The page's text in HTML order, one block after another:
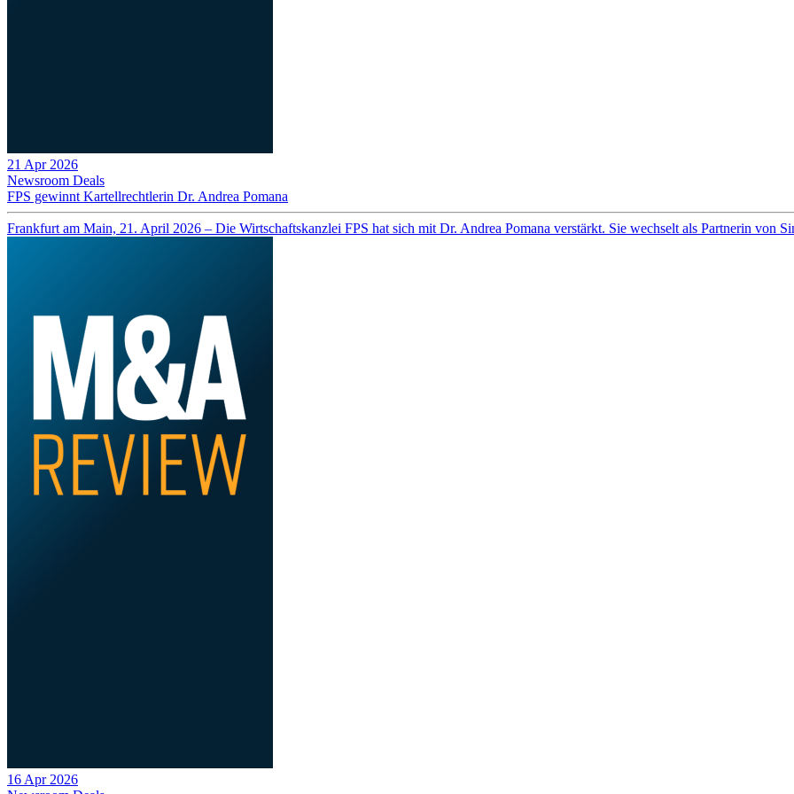
21 Apr 2026
Newsroom Deals
FPS gewinnt Kartellrechtlerin Dr. Andrea Pomana
Frankfurt am Main, 21. April 2026 – Die Wirtschaftskanzlei FPS hat sich mit Dr. Andrea Pomana verstärkt. Sie wechselt als Partnerin von
16 Apr 2026